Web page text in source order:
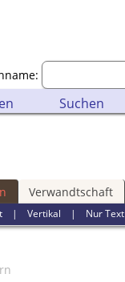
Suchen
Verwandtschaft
|Vertikal | Nur Text